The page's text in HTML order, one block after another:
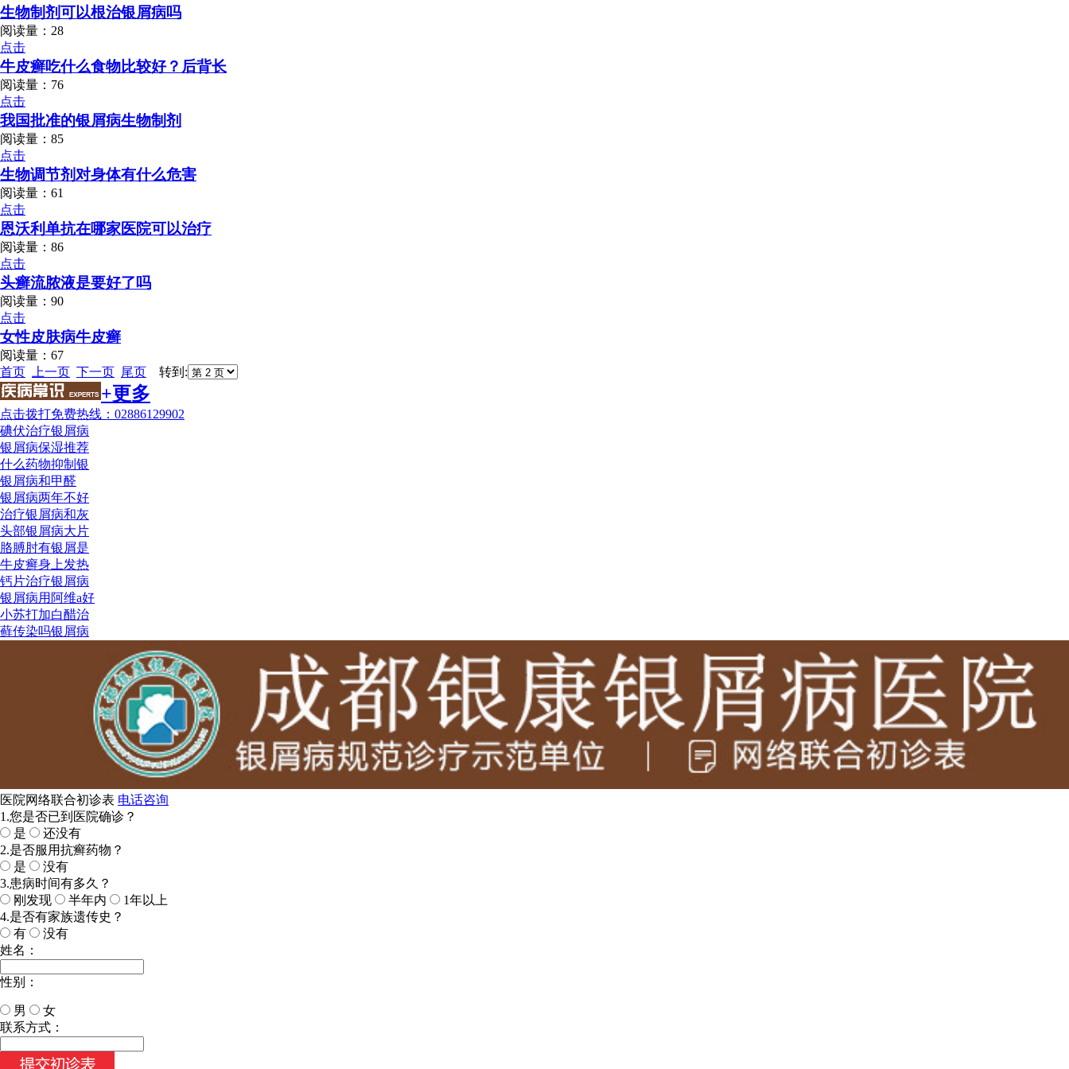
生物制剂可以根治银屑病吗
阅读量：28
点击
牛皮癣吃什么食物比较好？后背长
阅读量：76
点击
我国批准的银屑病生物制剂
阅读量：85
点击
生物调节剂对身体有什么危害
阅读量：61
点击
恩沃利单抗在哪家医院可以治疗
阅读量：86
点击
头癣流脓液是要好了吗
阅读量：90
点击
女性皮肤病牛皮癣
阅读量：67
首页
上一页 下一页 尾页 转到:
+更多
点击拨打免费热线：02886129902
碘伏治疗银屑病
银屑病保湿推荐
什么药物抑制银
银屑病和甲醛
银屑病两年不好
治疗银屑病和灰
头部银屑病大片
胳膊肘有银屑是
牛皮癣身上发热
钙片治疗银屑病
银屑病用阿维a好
小苏打加白醋治
藓传染吗银屑病
医院网络联合初诊表 电话咨询
1.您是否已到医院确诊？
是
还没有
2.是否服用抗癣药物？
是
没有
3.患病时间有多久？
刚发现
半年内
1年以上
4.是否有家族遗传史？
有
没有
姓名：
性别：
男
女
今天日期：
联系方式：